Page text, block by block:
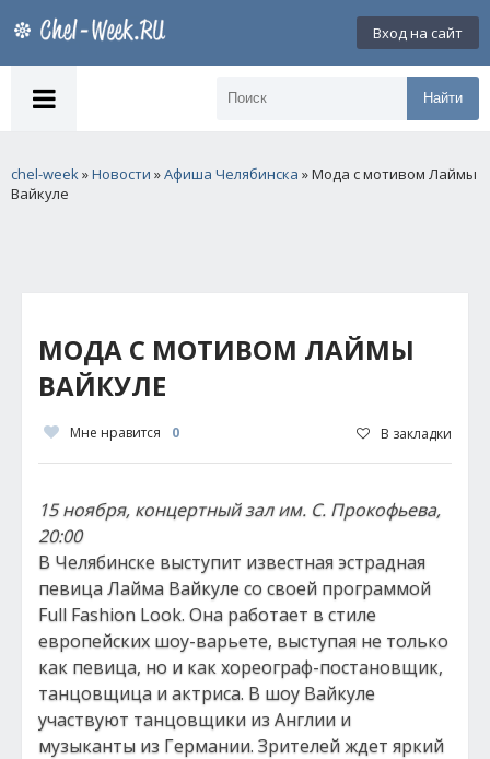
Вход на сайт
Найти
chel-week»Новости »Афиша Челябинска » Мода с мотивом Лаймы
Вайкуле
МОДА С МОТИВОМ ЛАЙМЫ
ВАЙКУЛЕ
Мне нравится 0 В закладки
15 ноября, концертный зал им. С. Прокофьева,
20:00
В Челябинске выступит известная эстрадная
певица Лайма Вайкуле со своей программой
Full Fashion Look. Она работает в стиле
европейских шоу-варьете, выступая не только
как певица, но и как хореограф-постановщик,
танцовщица и актриса. В шоу Вайкуле
участвуют танцовщики из Англии и
музыканты из Германии. Зрителей ждет яркий